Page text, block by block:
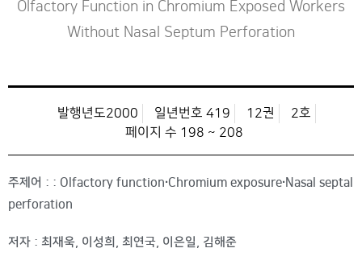
Olfactory Function in Chromium Exposed Workers
Without Nasal Septum Perforation
발행년도2000 일년번호 419 12권
2호
페이지 수 198 ~ 208
주제어 : : Olfactory function∙Chromium exposure∙Nasal septal
perforation
저자 : 최재욱, 이성희, 최연국, 이은일, 김해준